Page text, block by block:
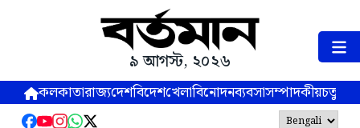
৯ আগস্ট, ২০২৬
কলকাতারাজ্যদেশবিদেশখেলাবিনোদনব্যবসাসম্পাদকীয়